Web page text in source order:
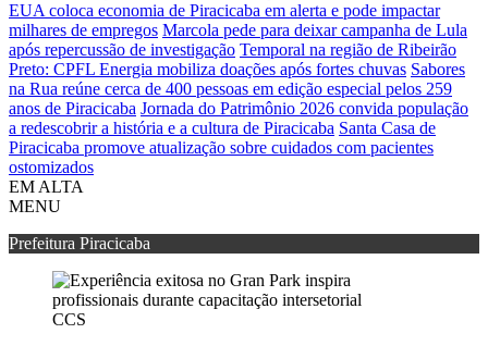
EUA coloca economia de Piracicaba em alerta e pode impactar
milhares de empregos Marcola pede para deixar campanha de Lula
após repercussão de investigação Temporal na região de Ribeirão
Preto: CPFL Energia mobiliza doações após fortes chuvas Sabores
na Rua reúne cerca de 400 pessoas em edição especial pelos 259
anos de Piracicaba Jornada do Patrimônio 2026 convida população
a redescobrir a história e a cultura de Piracicaba Santa Casa de
Piracicaba promove atualização sobre cuidados com pacientes
ostomizados
EM ALTA
MENU
Prefeitura Piracicaba
CCS